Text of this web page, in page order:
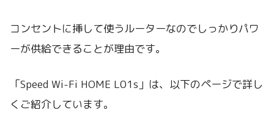
コンセントに挿して使うルーターなのでしっかりパワ
ーが供給できることが理由です。
「Speed Wi-Fi HOME L01s」は、以下のページで詳し
くご紹介しています。